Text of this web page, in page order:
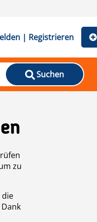
| Registrieren
Suchen
zu
die